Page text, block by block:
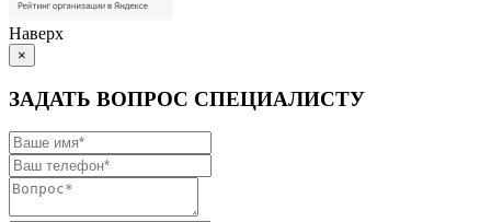
Наверх
×
ЗАДАТЬ ВОПРОС СПЕЦИАЛИСТУ